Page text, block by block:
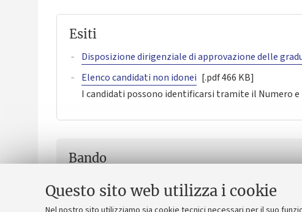
Questo sito web utilizza i cookie
Esiti
Disposizione dirigenziale di approvazione delle
Elenco candidati non idonei [.pdf 466 KB]
I candidati possono identificarsi tramite il Numero
Bando
Bando per contratti di insegnamento Dip. Filosofia